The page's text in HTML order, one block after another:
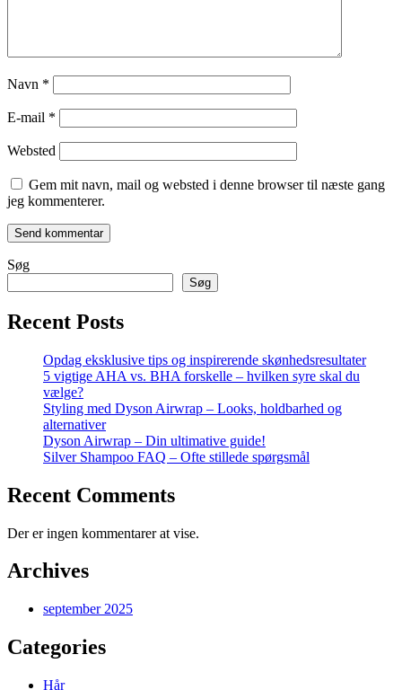
Navn *
E-mail *
Websted
Gem mit navn, mail og websted i denne browser til næste gang
jeg kommenterer.
Søg
Søg
Recent Posts
Opdag eksklusive tips og inspirerende skønhedsresultater
5 vigtige AHA vs. BHA forskelle – hvilken syre skal du
vælge?
Styling med Dyson Airwrap – Looks, holdbarhed og
alternativer
Dyson Airwrap – Din ultimative guide!
Silver Shampoo FAQ – Ofte stillede spørgsmål
Recent Comments
Der er ingen kommentarer at vise.
Archives
september 2025
Categories
Hår